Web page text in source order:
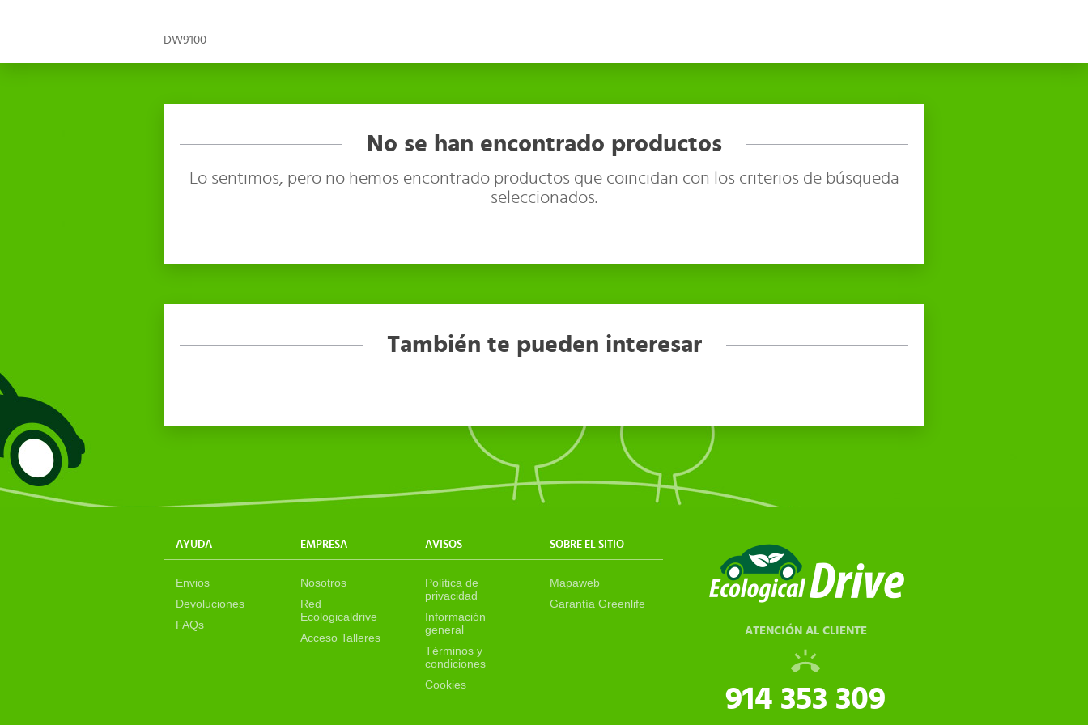
DW9100
No se han encontrado productos
Lo sentimos, pero no hemos encontrado productos que coincidan con los criterios de búsqueda
seleccionados.
También te pueden interesar
AYUDA EMPRESA AVISOS SOBRE EL SITIO
Envios
Devoluciones
FAQs
Nosotros
Red
Ecologicaldrive
Acceso Talleres
Política de
privacidad
Información
general
Términos y
condiciones
Cookies
Mapaweb
Garantía Greenlife
ATENCIÓN AL CLIENTE
914 353 309